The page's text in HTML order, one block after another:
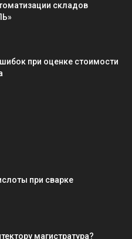
складов
при оценке стоимости
при сварке
магистратура?